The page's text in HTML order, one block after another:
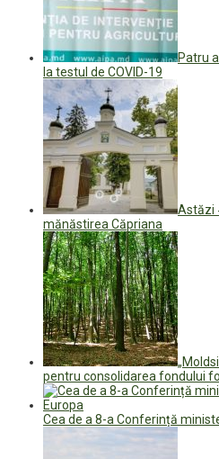
Patru
la testul de COVID-19
Astăzi
mănăstirea Căpriana
pentru consolidarea fondului
Cea de a 8-a Conferință